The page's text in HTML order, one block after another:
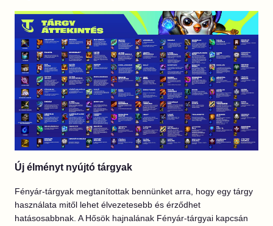
Új élményt nyújtó tárgyak
Fényár-tárgyak megtanítottak bennünket arra, hogy egy tárgy
használata mitől lehet élvezetesebb és érződhet
hatásosabbnak. A Hősök hajnalának Fényár-tárgyai kapcsán